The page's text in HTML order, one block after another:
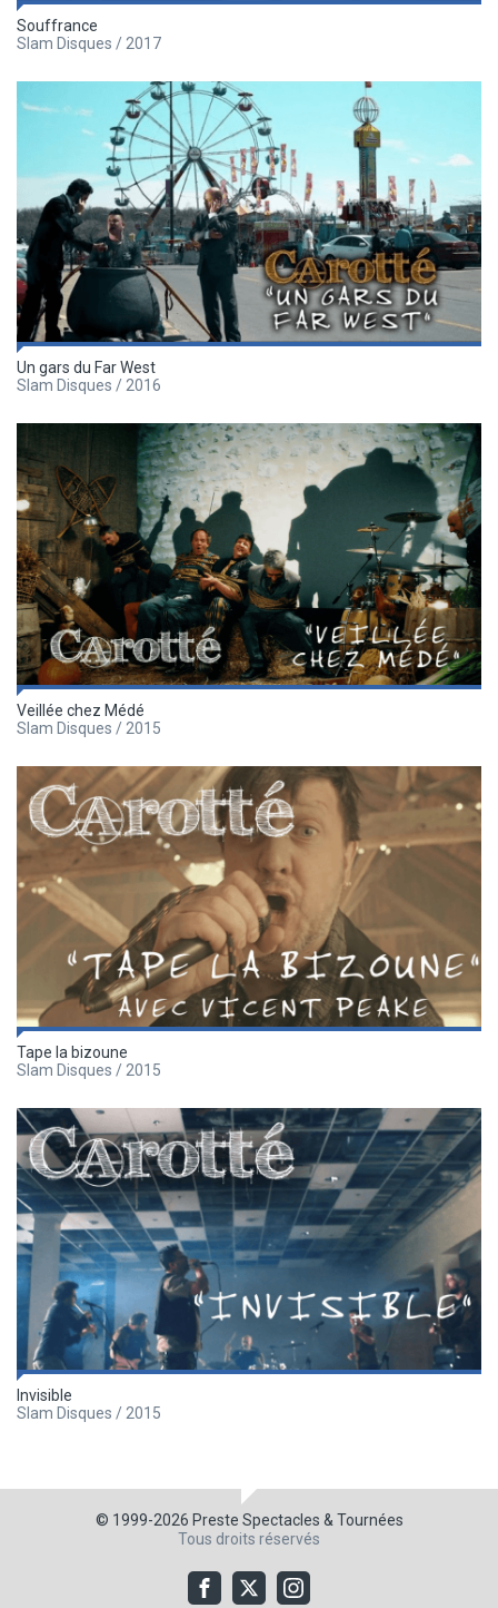
Souffrance
Slam Disques / 2017
Un gars du Far West
Slam Disques / 2016
Veillée chez Médé
Slam Disques / 2015
Tape la bizoune
Slam Disques / 2015
Invisible
Slam Disques / 2015
© 1999-2026 Preste Spectacles & Tournées
Tous droits réservés